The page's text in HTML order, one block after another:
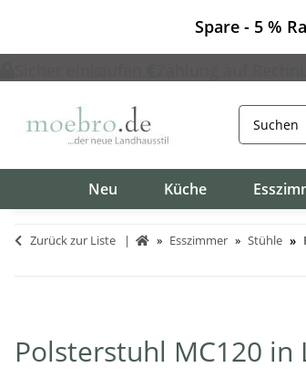
Spare - 5 %
Neu Küche
Zurück zur Liste Esszimmer Stühle
Polsterstuhl MC120